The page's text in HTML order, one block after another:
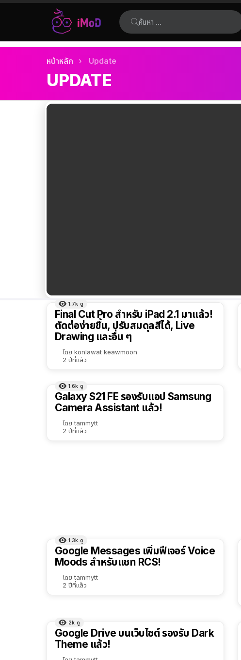
ค้นหา:
เรื่อง
ล่าสุด
คุณอยู่ที่นี่:
หน้าหลัก Update
UPDATE
เรื่อง
ผลลัพธ์
ทั้งหมด
เรียง
ตาม
1.7k ดู
Final Cut Pro สำหรับ iPad 2.1 มาแล้ว!
ตัดต่อง่ายขึ้น, ปรับสมดุลสีได้, Live
Drawing และอื่น ๆ
โดย konlawat keawmoon
2 ปีที่แล้ว
1.6k ดู
Galaxy S21 FE รองรับแอป Samsung
Camera Assistant แล้ว!
โดย tammytt
2 ปีที่แล้ว
1.3k ดู
Google Messages เพิ่มฟีเจอร์ Voice
Moods สำหรับแชท RCS!
โดย tammytt
2 ปีที่แล้ว
2k ดู
Google Drive บนเว็บไซต์ รองรับ Dark
Theme แล้ว!